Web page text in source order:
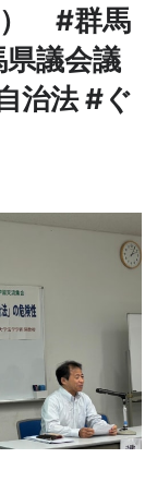
#群馬
議会議
治法 #ぐ